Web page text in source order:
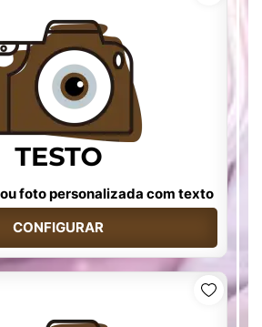
foto personalizada com texto
CONFIGURAR